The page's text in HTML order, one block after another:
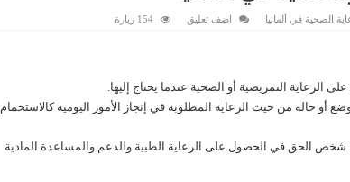
الصحية في ألمانيا اضف تعليق 154 زيارة
التمريضية أو الصحية عندما يحتاج إليها.
أو حالة من حيث الرعاية المطلوبة في إنجاز الأمور اليومية كالاستحمام
الحق في الحصول على الرعاية الطبية والدعم والمساعدة المادية